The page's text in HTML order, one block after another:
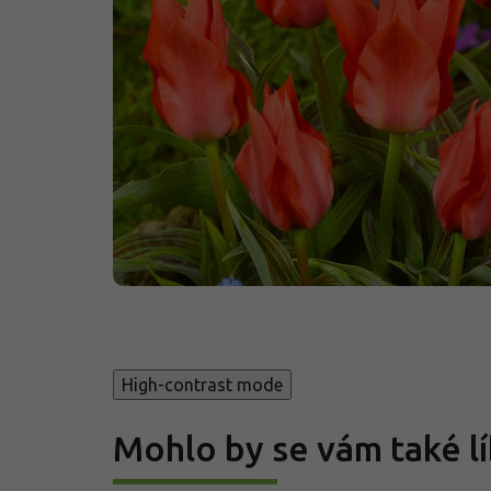
High-contrast mode
Mohlo by se vám také